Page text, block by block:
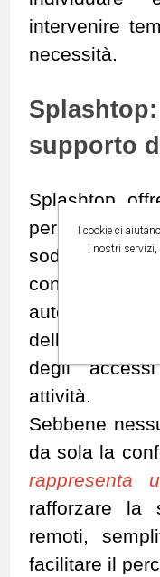
intervenire
necessità.
Splashtop
supporto
Splashtop
per
soddisfare i
delle
degli
attività.
Sebbene
da sola la
rappresenta
rafforzare la
remoti,
facilitare il
I cookie ci
i nostri servizi,